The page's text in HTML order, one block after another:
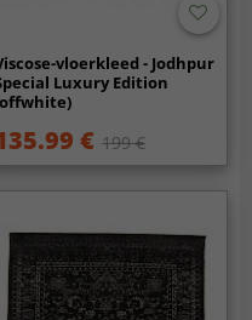
vloerkleed - Jodhpur
Luxury Edition
€ 199 €